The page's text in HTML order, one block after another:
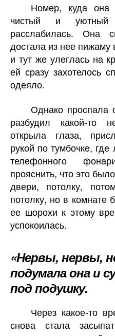
Номер, куда
чистый и
расслабилась. Она
достала из нее пижаму
и тут же улеглась на
ей сразу захотелось
одеяло.
Однако проспала
разбудил какой-то
открыла глаза,
рукой по тумбочке,
телефонного
прояснить, что это
двери, потолку,
потолку, но в комнате
ее шорохи к этому
успокоилась.
«Нервы, нервы,
подумала она и
под подушку.
Через какое-то
снова стала